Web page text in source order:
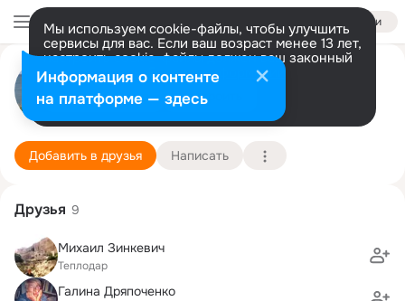
Войти
Мы используем cookie-файлы, чтобы улучшить
сервисы для вас. Если ваш возраст менее 13 лет,
настроить cookie-файлы должен ваш законный
представитель. Больше информации
Разрешить все Настроить
Евгений Дряпоченко
ОДЕССА 16 июня (64 года)
Подробнее
Добавить в друзья Написать
Друзья 9
Михаил Зинкевич
Теплодар
Галина Дряпоченко
Информация о контенте
на платформе — здесь